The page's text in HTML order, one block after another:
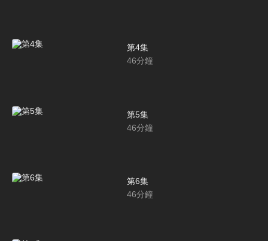
第4集
46分鐘
第5集
46分鐘
第6集
46分鐘